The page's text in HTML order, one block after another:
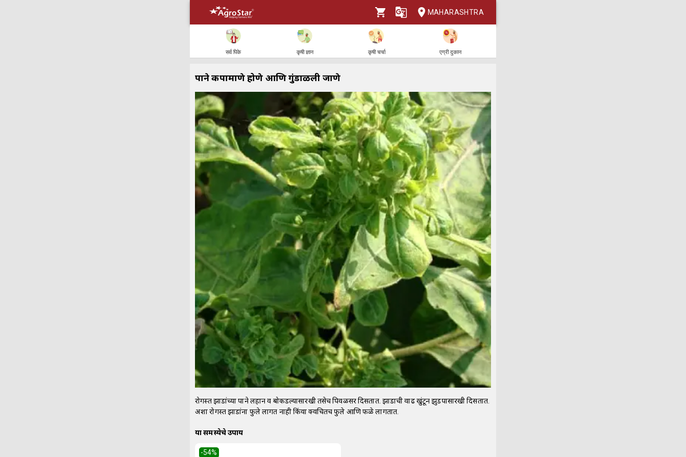
MAHARASHTRA
सर्व पिके कृषी ज्ञान कृषी चर्चा एग्री दुकान
पाने कपाप्रमाणे होणे आणि गुंडाळली जाणे
रोगग्रस्त झाडांच्या पाने लहान व बोकडल्यासारखी तसेच पिवळसर दिसतात. झाडाची वाढ खुंटून झुडपासारखी दिसतात.
अशा रोगग्रस्त झाडांना फुले लागत नाही किंवा क्वचितच फुले आणि फळे लागतात.
या समस्येचे उपाय
-54%